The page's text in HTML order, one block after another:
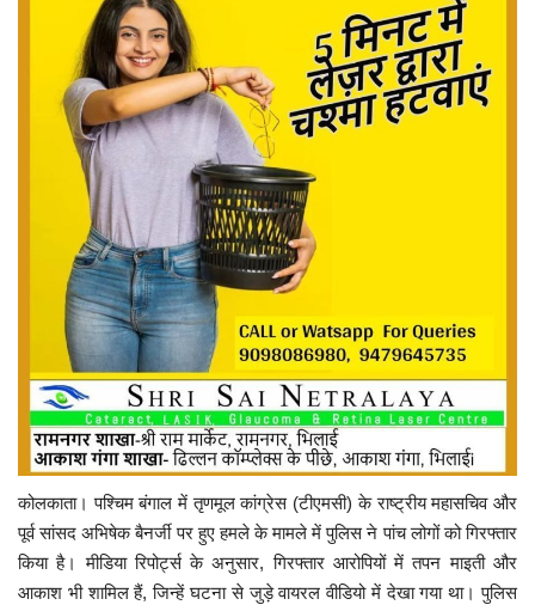
कोलकाता। पश्चिम बंगाल में तृणमूल कांग्रेस (टीएमसी) के राष्ट्रीय महासचिव और
पूर्व सांसद अभिषेक बैनर्जी पर हुए हमले के मामले में पुलिस ने पांच लोगों को गिरफ्तार
किया है। मीडिया रिपोर्ट्स के अनुसार, गिरफ्तार आरोपियों में तपन माइती और
आकाश भी शामिल हैं, जिन्हें घटना से जुड़े वायरल वीडियो में देखा गया था। पुलिस